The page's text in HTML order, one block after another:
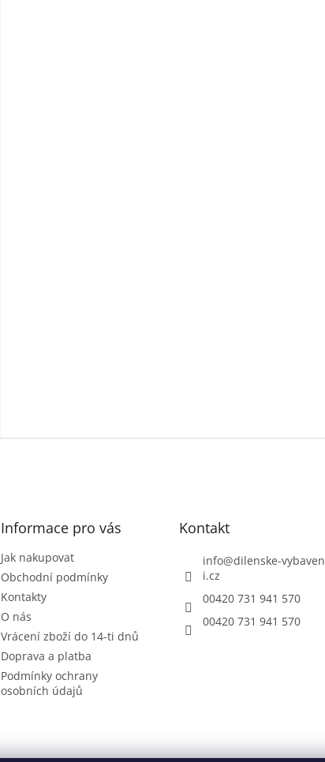
Informace pro vás
Jak nakupovat
Obchodní podmínky
Kontakty
O nás
Vrácení zboží do 14-ti dnů
Doprava a platba
Podmínky ochrany
osobních údajů
Kontakt
info@dilenske-vybaven
i.cz
00420 731 941 570
00420 731 941 570